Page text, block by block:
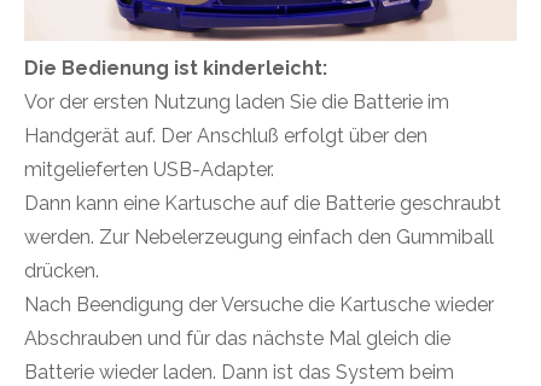
Die Bedienung ist kinderleicht:
Vor der ersten Nutzung laden Sie die Batterie im
Handgerät auf. Der Anschluß erfolgt über den
mitgelieferten USB-Adapter.
Dann kann eine Kartusche auf die Batterie geschraubt
werden. Zur Nebelerzeugung einfach den Gummiball
drücken.
Nach Beendigung der Versuche die Kartusche wieder
Abschrauben und für das nächste Mal gleich die
Batterie wieder laden. Dann ist das System beim